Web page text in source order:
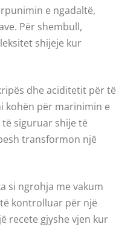
e ngadaltë,
Për shembull,
shijeje kur
dhe aciditetit për të
kohën për marinimin e
siguruar shije të
transformon një
si ngrohja me vakum
kontrolluar për një
recete gjyshe vjen kur